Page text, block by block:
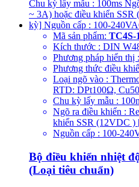
Mã sản phẩm: TC4S-
Kích thước : DIN
Phương pháp hiển thị
Phương thức điều
Loại ngõ vào :
RTD: DPt100Ω,
Chu kỳ lấy mẫu :
Ngõ ra điều khiển :
khiển SSR (12VDC )
Nguồn cấp : 100-
Bộ điều khiển nhiệt
(Loại tiêu chuẩn)